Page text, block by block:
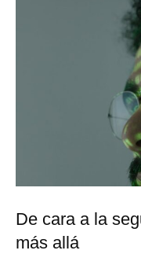
De cara a la
más allá